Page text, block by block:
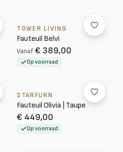
TOWER LIVING
Fauteuil Belvi
Vanaf € 389,00
Op voorraad
STARFURN
Fauteuil Olivia | Taupe
€ 449,00
Op voorraad